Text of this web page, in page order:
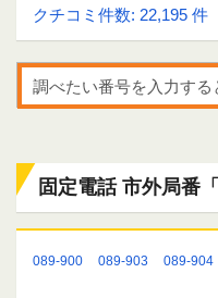
クチコミ件数: 22,195 件
固定電話 市外局番
089-900 089-903 089-904